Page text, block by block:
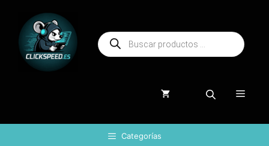
contenido
Búsqueda
de
productos
Menú
Categorías